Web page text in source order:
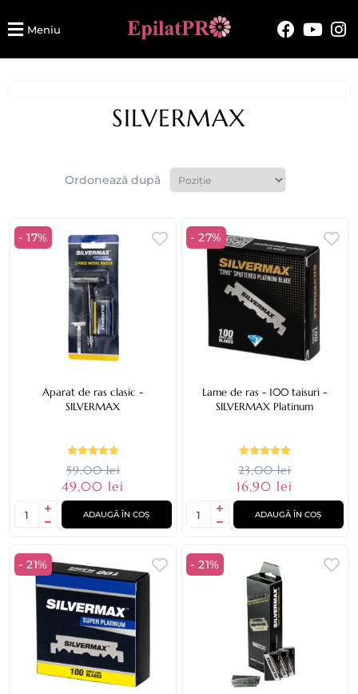
Meniu
SILVERMAX
Ordonează după
- 17%
Aparat de ras clasic -
SILVERMAX
59,00 lei
49,00 lei
ADAUGĂ ÎN COȘ
- 27%
Lame de ras - 100 taisuri -
SILVERMAX Platinum
23,00 lei
16,90 lei
ADAUGĂ ÎN COȘ
- 21% - 21%